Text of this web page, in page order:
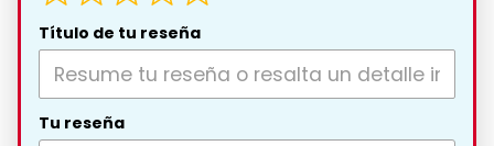
Título de tu reseña
Tu reseña